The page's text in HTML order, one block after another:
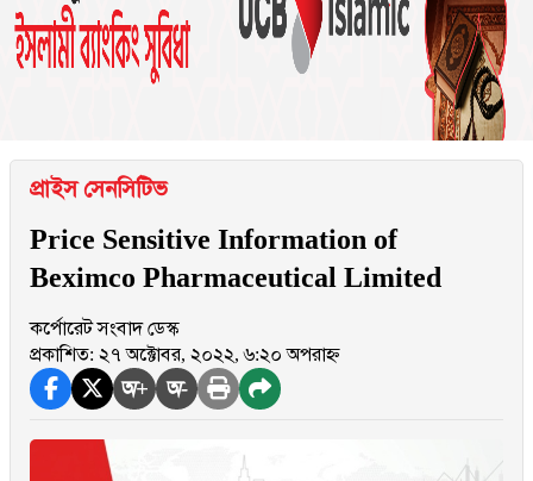
প্রাইস সেনসিটিভ
Price Sensitive Information of
Beximco Pharmaceutical Limited
কর্পোরেট সংবাদ ডেস্ক
প্রকাশিত: ২৭ অক্টোবর, ২০২২, ৬:২০ অপরাহ্ন
অ+ অ-